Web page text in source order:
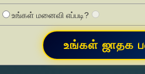
உங்கள் மனைவி எப்படி?